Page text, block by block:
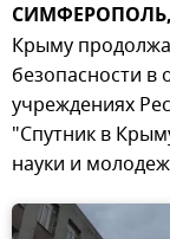
СИМФЕРОПОЛЬ,
Крыму
безопасности в
учреждениях
"Спутник в
науки и